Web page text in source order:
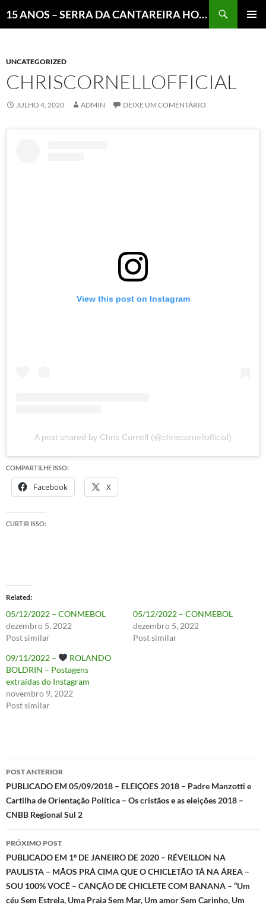
15 ANOS – SERRA DA CANTAREIRA HOJE E COTIDIANO DO BRASIL E DO MUNDO
UNCATEGORIZED
CHRISCORNELLOFFICIAL
JULHO 4, 2020 ADMIN DEIXE UM COMENTÁRIO
View this post on Instagram
A post shared by Chris Cornell (@chriscornellofficial)
COMPARTILHE ISSO:
Facebook X
CURTIR ISSO:
Related
05/12/2022 – CONMEBOL
dezembro 5, 2022
Post similar
05/12/2022 – CONMEBOL
dezembro 5, 2022
Post similar
09/11/2022 –
ROLANDO
BOLDRIN – Postagens
extraídas do Instagram
novembro 9, 2022
Post similar
Navegação
de
posts
POST ANTERIOR
PUBLICADO EM 05/09/2018 – ELEIÇÕES 2018 – Padre Manzotti e
Cartilha de Orientação Política – Os cristãos e as eleições 2018 –
CNBB Regional Sul 2
PRÓXIMO POST
PUBLICADO EM 1º DE JANEIRO DE 2020 – RÉVEILLON NA
PAULISTA – MÃOS PRÁ CIMA QUE O CHICLETÃO TÁ NA ÁREA –
SOU 100% VOCÊ – CANÇÃO DE CHICLETE COM BANANA – “Um
céu Sem Estrela, Uma Praia Sem Mar, Um amor Sem Carinho, Um